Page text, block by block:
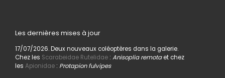
Les dernières mises à jour
17/07/2026. Deux nouveaux coléoptères dans la galerie.
Chez les Scarabeidae Rutelidae: Anisoplia remotaet chez
les Apionidae: Protapion fulvipes